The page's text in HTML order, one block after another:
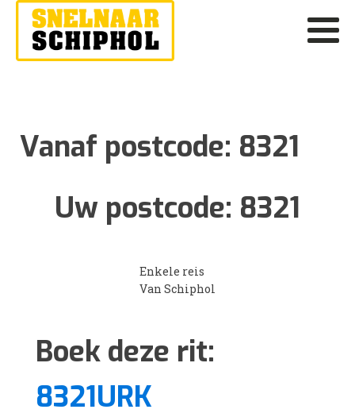
Vanaf postcode: 8321
Uw postcode: 8321
Enkele reis
Van Schiphol
Boek deze rit:
8321URK